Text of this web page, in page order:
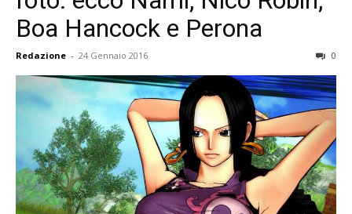
Boa Hancock e Perona
Redazione - 24 Gennaio 2016 0